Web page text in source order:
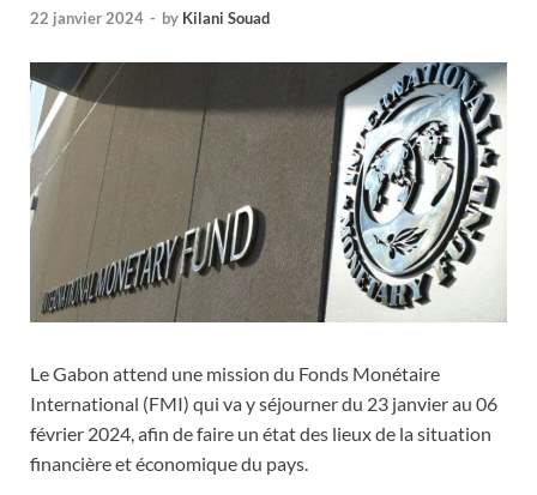
22 janvier 2024 - by Kilani Souad
Le Gabon attend une mission du Fonds Monétaire
International (FMI) qui va y séjourner du 23 janvier au 06
février 2024, afin de faire un état des lieux de la situation
financière et économique du pays.